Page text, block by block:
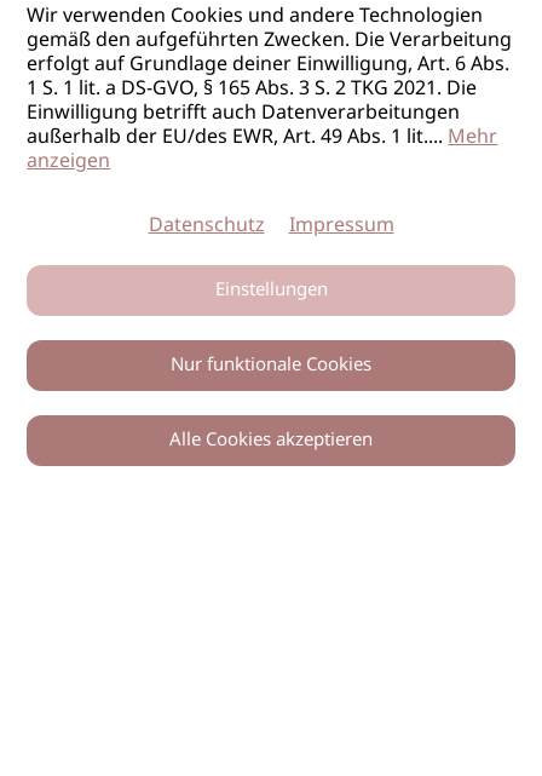
0
Wir verwenden Cookies und andere Technologien
gemäß den aufgeführten Zwecken. Die Verarbeitung
erfolgt auf Grundlage deiner Einwilligung, Art. 6 Abs.
1 S. 1 lit. a DS-GVO, § 165 Abs. 3 S. 2 TKG 2021. Die
Einwilligung betrifft auch Datenverarbeitungen
außerhalb der EU/des EWR, Art. 49 Abs. 1 lit....Mehr
anzeigen
Datenschutz Impressum
Einstellungen
Nur funktionale Cookies
Alle Cookies akzeptieren